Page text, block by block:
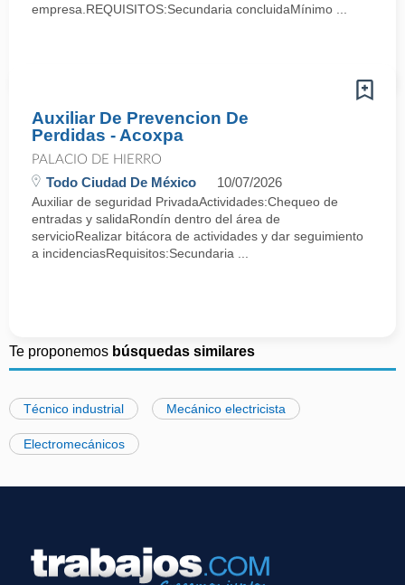
empresa.REQUISITOS:Secundaria concluidaMínimo ...
Auxiliar De Prevencion De
Perdidas - Acoxpa
PALACIO DE HIERRO
Todo Ciudad De México 10/07/2026
Auxiliar de seguridad PrivadaActividades:Chequeo de
entradas y salidaRondín dentro del área de
servicioRealizar bitácora de actividades y dar seguimiento
a incidenciasRequisitos:Secundaria ...
Te proponemos búsquedas similares
Técnico industrial Mecánico electricista
Electromecánicos